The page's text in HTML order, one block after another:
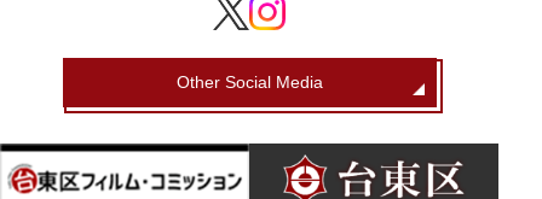
Other Social Media